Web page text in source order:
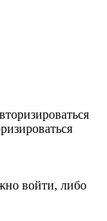
войти, либо